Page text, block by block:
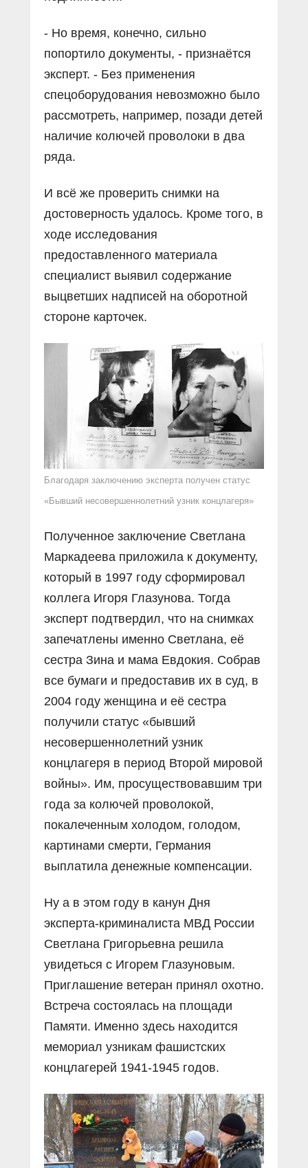
- Но время, конечно, сильно
попортило документы, - признаётся
эксперт. - Без применения
спецоборудования невозможно было
рассмотреть, например, позади детей
наличие колючей проволоки в два
ряда.
И всё же проверить снимки на
достоверность удалось. Кроме того, в
ходе исследования
предоставленного материала
специалист выявил содержание
выцветших надписей на оборотной
стороне карточек.
Благодаря заключению эксперта получен статус
«Бывший несовершеннолетний узник концлагеря»
Полученное заключение Светлана
Маркадеева приложила к документу,
который в 1997 году сформировал
коллега Игоря Глазунова. Тогда
эксперт подтвердил, что на снимках
запечатлены именно Светлана, её
сестра Зина и мама Евдокия. Собрав
все бумаги и предоставив их в суд, в
2004 году женщина и её сестра
получили статус «бывший
несовершеннолетний узник
концлагеря в период Второй мировой
войны». Им, просуществовавшим три
года за колючей проволокой,
покалеченным холодом, голодом,
картинами смерти, Германия
выплатила денежные компенсации.
Ну а в этом году в канун Дня
эксперта-криминалиста МВД России
Светлана Григорьевна решила
увидеться с Игорем Глазуновым.
Приглашение ветеран принял охотно.
Встреча состоялась на площади
Памяти. Именно здесь находится
мемориал узникам фашистских
концлагерей 1941-1945 годов.